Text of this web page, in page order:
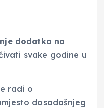
dodatka na
svake godine u
radi o
dosadašnjeg